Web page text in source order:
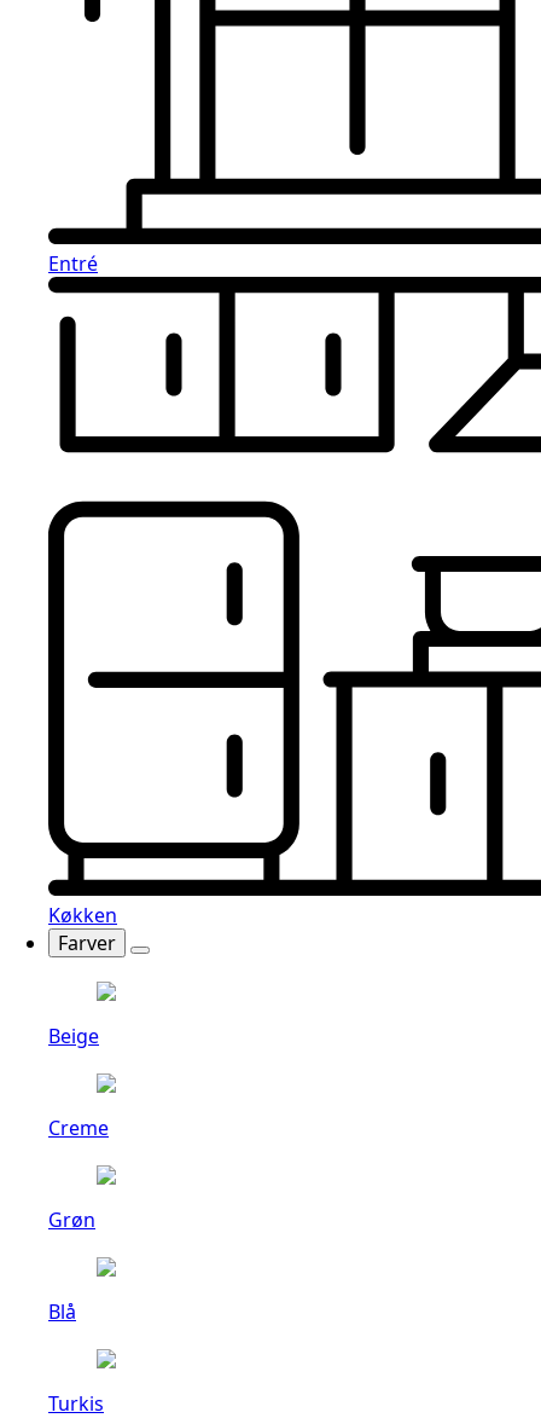
Entré
Køkken
Farver
Beige
Creme
Grøn
Blå
Turkis